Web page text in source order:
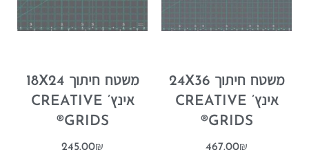
משטח חיתוך 24X36
אינץ’ CREATIVE
GRIDS®
467.00₪
משטח חיתוך 18X24
אינץ’ CREATIVE
GRIDS®
245.00₪